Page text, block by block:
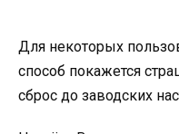
Для некоторых
способ покажется
сброс до заводских